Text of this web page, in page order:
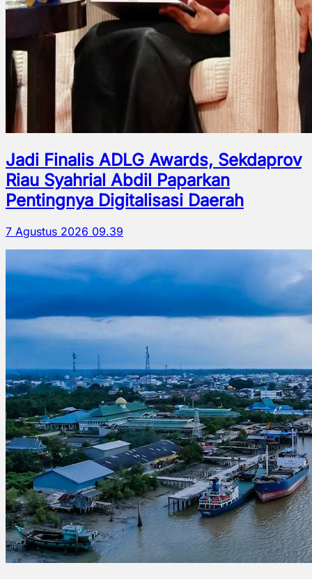
Jadi Finalis ADLG Awards, Sekdaprov
Riau Syahrial Abdil Paparkan
Pentingnya Digitalisasi Daerah
7 Agustus 2026 09.39